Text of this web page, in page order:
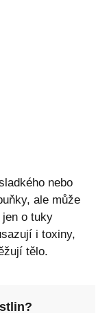
nebo
ale může
o tuky
i toxiny,
tělo.